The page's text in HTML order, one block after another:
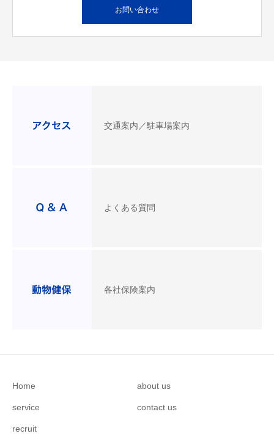
お問い合わせ
交通案内／駐車場案内
よくある質問
各社保険案内
Home about us
service contact us
recruit